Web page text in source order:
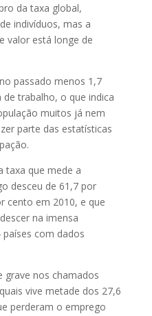
da taxa global,
indivíduos, mas a
valor está longe de
passado menos 1,7
trabalho, o que indica
muitos já nem
parte das estatísticas
taxa que mede a
desceu de 61,7 por
cento em 2010, e que
na imensa
com dados
grave nos chamados
vive metade dos 27,6
perderam o emprego